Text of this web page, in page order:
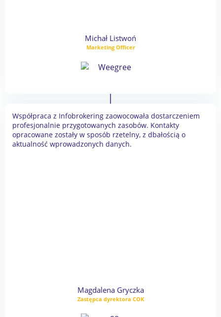
Michał Listwoń
Marketing Officer
Współpraca z Infobrokering zaowocowała dostarczeniem
profesjonalnie przygotowanych zasobów. Kontakty
opracowane zostały w sposób rzetelny, z dbałością o
aktualność wprowadzonych danych.
Magdalena Gryczka
Zastępca dyrektora COK